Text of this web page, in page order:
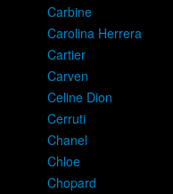
Carbine
Carolina Herrera
Cartier
Carven
Celine Dion
Cerruti
Chanel
Chloe
Chopard